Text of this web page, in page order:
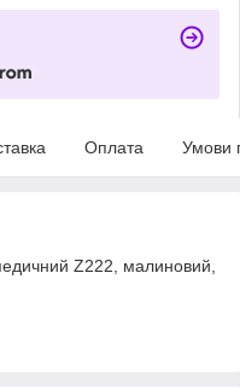
Оплата Умови
Z222, малиновий,